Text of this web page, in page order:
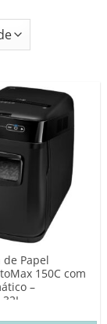
Papel
150C com
–